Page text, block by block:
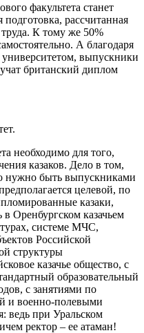
факультета станет
рассчитанная
К тому же 50%
А благодаря
выпускники
британский диплом
необходимо для того,
казаков. Дело в том,
нужно быть выпускниками
целевой, по
казаки,
в Оренбургском казачьем
системе МЧС,
Российской
структуры
казачье общество, с
образовательный
с занятиями по
и военно-полевыми
ведь при Уральском
ректор – ее атаман!